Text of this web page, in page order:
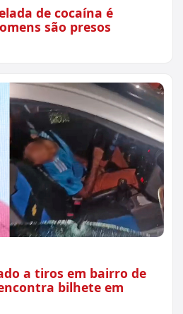
de cocaína é
são presos
a tiros em bairro de
bilhete em